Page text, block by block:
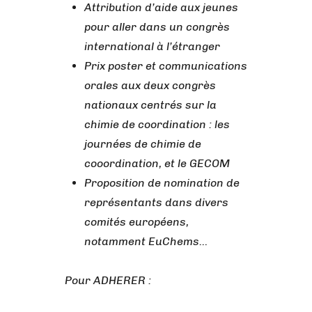
Attribution d’aide aux jeunes
pour aller dans un congrès
international à l’étranger
Prix poster et communications
orales aux deux congrès
nationaux centrés sur la
chimie de coordination : les
journées de chimie de
cooordination, et le GECOM
Proposition de nomination de
représentants dans divers
comités européens,
notamment EuChems…
Pour ADHERER :